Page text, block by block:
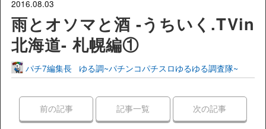
2016.08.03
雨とオソマと酒 -うちいく.TVin
北海道- 札幌編①
パチ7編集長 ゆる調~パチンコパチスロゆるゆる調査隊~
前の記事 記事一覧 次の記事